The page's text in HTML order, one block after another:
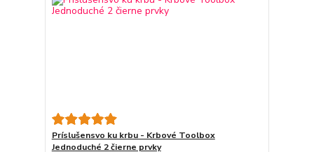
Príslušensvo ku krbu - Krbové Toolbox
Jednoduché 2 čierne prvky